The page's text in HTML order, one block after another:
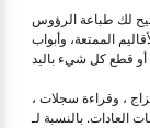
لك طباعة الرؤوس
الممتعة، وأبواب
، وقراءة سجلات ،
العادات. بالنسبة لـ